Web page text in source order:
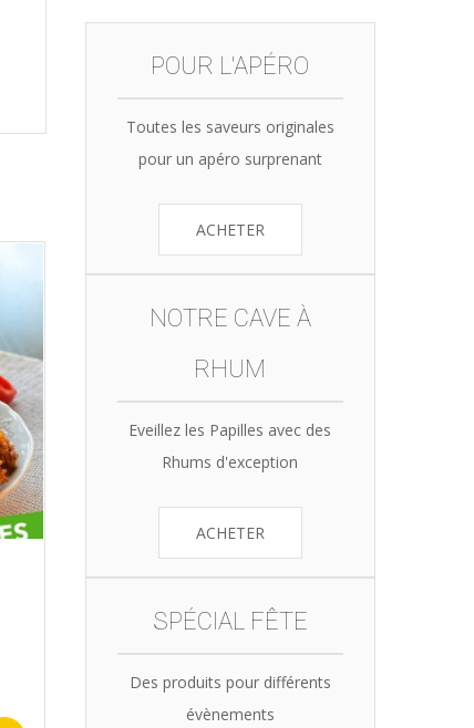
POUR L'APÉRO
Toutes les saveurs originales
pour un apéro surprenant
ACHETER
NOTRE CAVE À
RHUM
Eveillez les Papilles avec des
Rhums d'exception
ACHETER
SPÉCIAL FÊTE
Des produits pour différents
évènements